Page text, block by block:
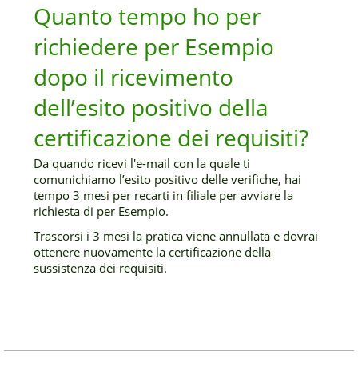
Quanto tempo ho per
richiedere per Esempio
dopo il ricevimento
dell’esito positivo della
certificazione dei requisiti?
Da quando ricevi l'e-mail con la quale ti
comunichiamo l’esito positivo delle verifiche, hai
tempo 3 mesi per recarti in filiale per avviare la
richiesta di per Esempio.
Trascorsi i 3 mesi la pratica viene annullata e dovrai
ottenere nuovamente la certificazione della
sussistenza dei requisiti.